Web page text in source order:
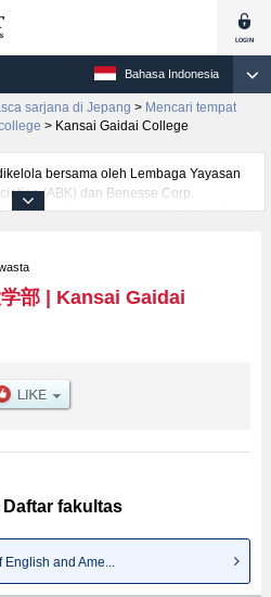
Bahasa Indonesia
sarjana di Jepang > Mencari tempat
> Kansai Gaidai College
bersama oleh Lembaga Yayasan
(ABK) dan Benesse Corp.
universitas, pascasarjana, universitas
Division of English and American
Future Career, serta berbagai
mancanegara seperti kuota
kelulusan ujian masuk mahasiswa(i)
部| Kansai Gaidai
Daftar fakultas
English and Ame...